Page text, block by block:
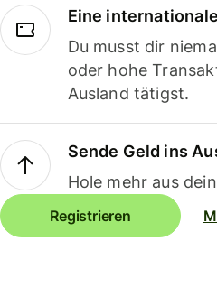
Eine
Du musst dir
oder hohe
Ausland tätigst.
Sende Geld ins
Hole mehr aus
Registrieren